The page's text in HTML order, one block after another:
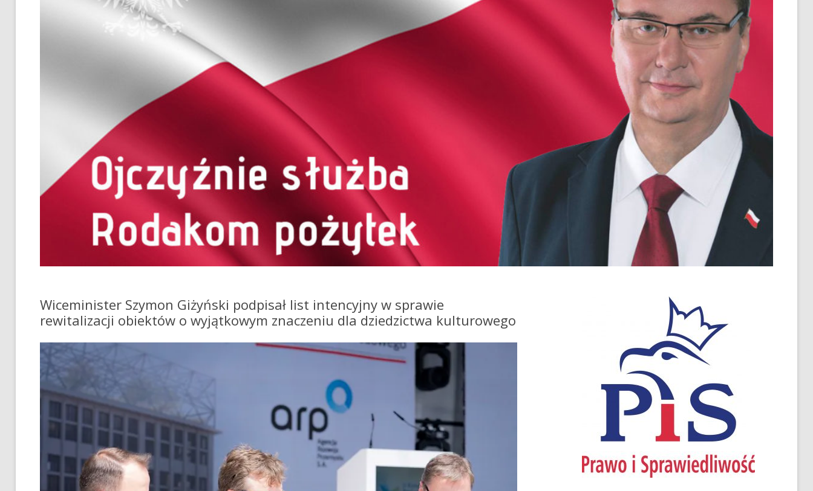
Wiceminister Szymon Giżyński podpisał list intencyjny w sprawie
rewitalizacji obiektów o wyjątkowym znaczeniu dla dziedzictwa kulturowego